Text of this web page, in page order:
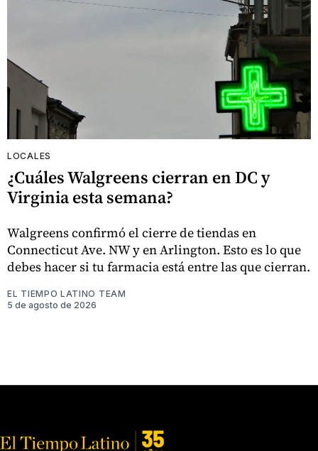
LOCALES
¿Cuáles Walgreens cierran en DC y
Virginia esta semana?
Walgreens confirmó el cierre de tiendas en
Connecticut Ave. NW y en Arlington. Esto es lo que
debes hacer si tu farmacia está entre las que cierran.
EL TIEMPO LATINO TEAM
5 de agosto de 2026